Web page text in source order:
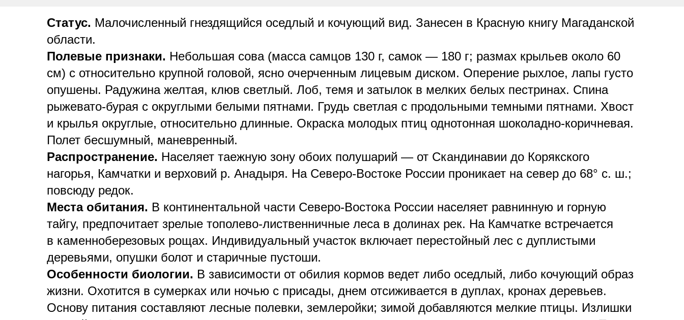
Статус. Малочисленный гнездящийся оседлый и кочующий вид. Занесен в Красную книгу Магаданской
области.
Полевые признаки. Небольшая сова (масса самцов 130 г, самок — 180 г; размах крыльев около 60
см) с относительно крупной головой, ясно очерченным лицевым диском. Оперение рыхлое, лапы густо
опушены. Радужина желтая, клюв светлый. Лоб, темя и затылок в мелких белых пестринах. Спина
рыжевато-бурая с округлыми белыми пятнами. Грудь светлая с продольными темными пятнами. Хвост
и крылья округлые, относительно длинные. Окраска молодых птиц однотонная шоколадно-коричневая.
Полет бесшумный, маневренный.
Распространение. Населяет таежную зону обоих полушарий — от Скандинавии до Корякского
нагорья, Камчатки и верховий р. Анадыря. На Северо-Востоке России проникает на север до 68° с. ш.;
повсюду редок.
Места обитания. В континентальной части Северо-Востока России населяет равнинную и горную
тайгу, предпочитает зрелые тополево-лиственничные леса в долинах рек. На Камчатке встречается
в каменноберезовых рощах. Индивидуальный участок включает перестойный лес с дуплистыми
деревьями, опушки болот и старичные пустоши.
Особенности биологии. В зависимости от обилия кормов ведет либо оседлый, либо кочующий образ
жизни. Охотится в сумерках или ночью с присады, днем отсиживается в дуплах, кронах деревьев.
Основу питания составляют лесные полевки, землеройки; зимой добавляются мелкие птицы. Излишки